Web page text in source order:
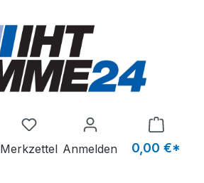
Du hast 0 Produkte auf dem
Merkzettel Anmelden 0,00 €*